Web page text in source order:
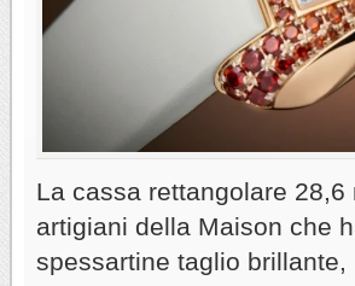
La cassa rettangolare
artigiani della Maison che
spessartine taglio